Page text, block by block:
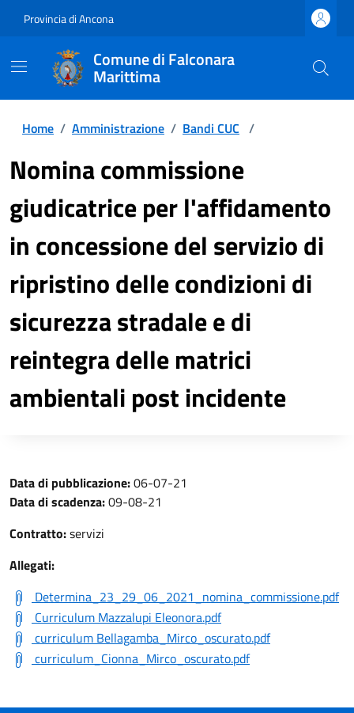
Provincia di Ancona
Comune di Falconara
Marittima
Home / Amministrazione / Bandi CUC /
Nomina commissione
giudicatrice per l'affidamento
in concessione del servizio di
ripristino delle condizioni di
sicurezza stradale e di
reintegra delle matrici
ambientali post incidente
Data di pubblicazione:06-07-21
Data di scadenza:09-08-21
Contratto:servizi
Allegati:
Determina_23_29_06_2021_nomina_commissione.pdf
Curriculum Mazzalupi Eleonora.pdf
curriculum Bellagamba_Mirco_oscurato.pdf
curriculum_Cionna_Mirco_oscurato.pdf